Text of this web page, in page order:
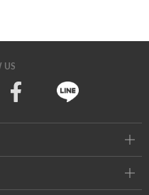
US